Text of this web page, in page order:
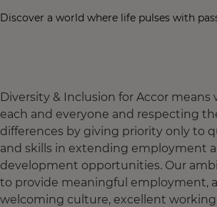
Discover a world where life pulses with
Diversity & Inclusion for Accor means
each and everyone and respecting
differences by giving priority only to
and skills in extending employment
development opportunities. Our
to provide meaningful employment,
welcoming culture, excellent